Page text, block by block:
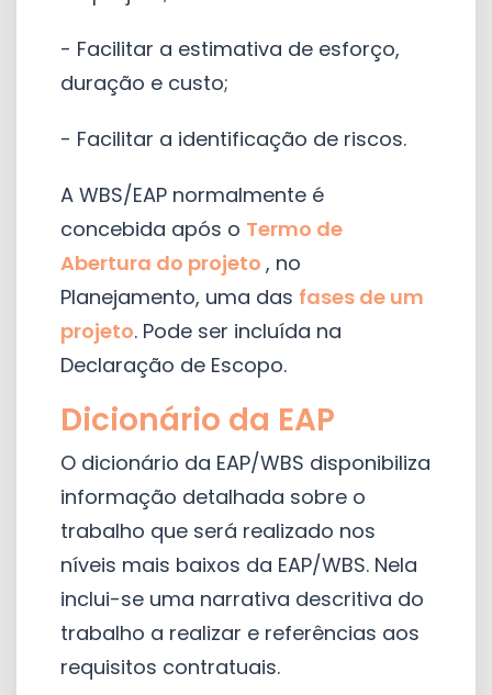
- Facilitar a estimativa de esforço,
duração e custo;
- Facilitar a identificação de riscos.
A WBS/EAP normalmente é
concebida após o Termo de
Abertura do projeto , no
Planejamento, uma das fases de um
projeto. Pode ser incluída na
Declaração de Escopo.
Dicionário da EAP
O dicionário da EAP/WBS disponibiliza
informação detalhada sobre o
trabalho que será realizado nos
níveis mais baixos da EAP/WBS. Nela
inclui-se uma narrativa descritiva do
trabalho a realizar e referências aos
requisitos contratuais.